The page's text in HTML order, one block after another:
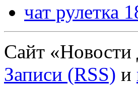
чат рулетка
Сайт «Новости
Записи (RSS) и